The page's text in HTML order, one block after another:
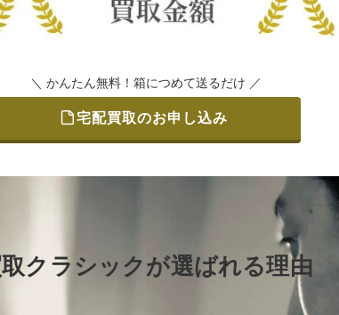
＼ かんたん無料！箱につめて送るだけ ／
宅配買取のお申し込み
クラシックが選ばれる理由